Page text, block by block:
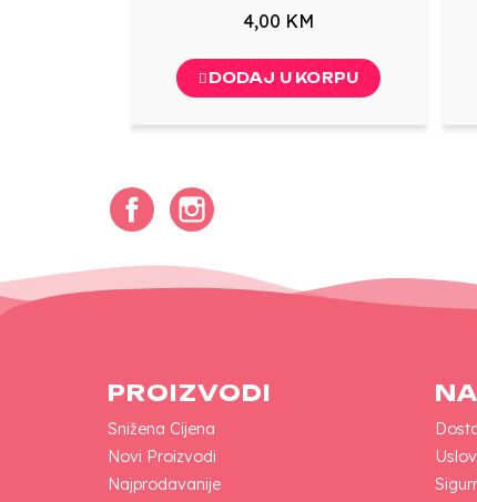
4,00 KM
DODAJ U KORPU
Facebook
PROIZVODI
Snižena Cijena
Novi Proizvodi
Najprodavanije